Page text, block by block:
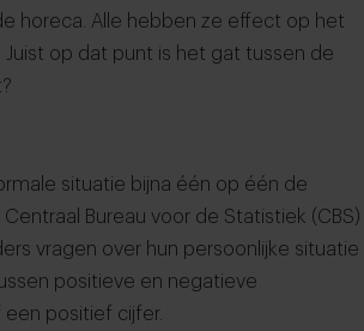
horeca. Alle hebben ze effect op het
op dat punt is het gat tussen de
situatie bijna één op één de
Bureau voor de Statistiek (CBS)
vragen over hun persoonlijke situatie
positieve en negatieve
positief cijfer.